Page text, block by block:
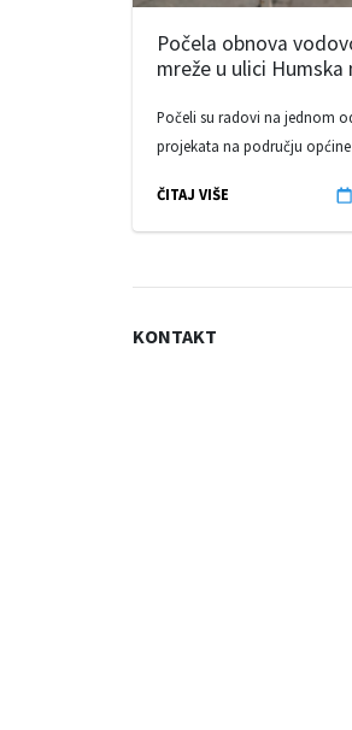
Počela obnova
mreže u ulici Humska
Počeli su radovi na jednom
projekata na području
ČITAJ VIŠE
KONTAKT